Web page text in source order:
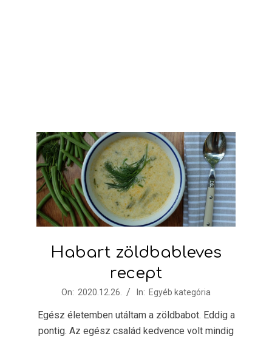
Habart zöldbableves
recept
26
On: 2020.12.26. In: Egyéb kategória
Egész életemben utáltam a zöldbabot. Eddig a
pontig. Az egész család kedvence volt mindig